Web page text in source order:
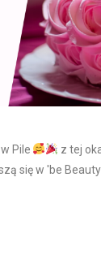
Pile
z tej
się w 'be